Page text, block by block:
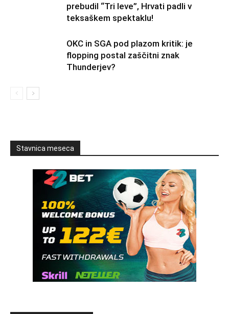
prebudil “Tri leve”, Hrvati padli v
teksaškem spektaklu!
OKC in SGA pod plazom kritik: je
flopping postal zaščitni znak
Thunderjev?
Stavnica meseca